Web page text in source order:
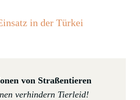
in der Türkei
von Straßentieren
verhindern Tierleid!